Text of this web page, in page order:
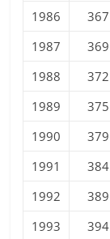
1986
367
1987
369
1988
372
1989
375
1990
379
1991
384
1992
389
1993
394